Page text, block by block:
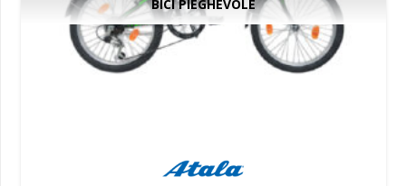
BICI PIEGHEVOLE